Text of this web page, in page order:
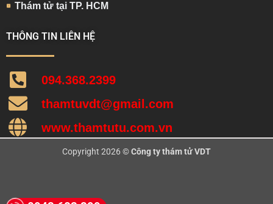
Thám tử tại TP. HCM
THÔNG TIN LIÊN HỆ
094.368.2399
thamtuvdt@gmail.com
www.thamtutu.com.vn
Copyright 2026 ©Công ty thám tử VDT